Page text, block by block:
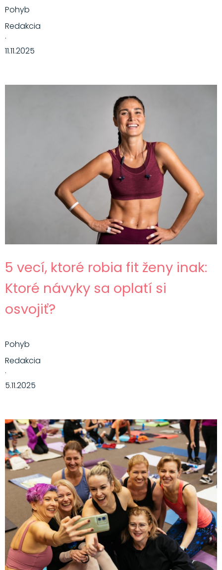
Pohyb
Redakcia
·
11.11.2025
5 vecí, ktoré robia fit ženy inak:
Ktoré návyky sa oplatí si
osvojiť?
Pohyb
Redakcia
·
5.11.2025